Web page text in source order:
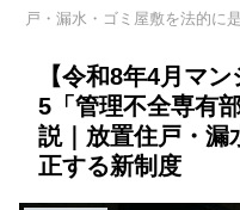
戸・漏水・ゴミ屋敷を法的に
【令和8年4月マ
5「管理不全専有
説｜放置住戸・漏
正する新制度